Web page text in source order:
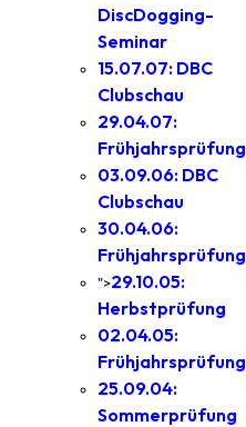
DiscDogging-
Seminar
15.07.07: DBC
Clubschau
29.04.07:
Frühjahrsprüfung
03.09.06: DBC
Clubschau
30.04.06:
Frühjahrsprüfung
">29.10.05:
Herbstprüfung
02.04.05:
Frühjahrsprüfung
25.09.04:
Sommerprüfung